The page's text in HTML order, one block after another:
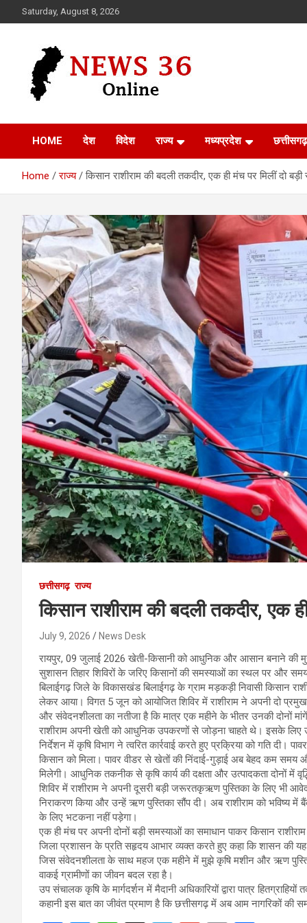
to
Saturday, August 8, 2026
News 36
HOME देश विदेश राज्य मध्यप्रदेश छत्तीसगढ़
Home राज्य किसान राशीराम की बदली तकदीर, एक ही मंच पर मिलीं दो बड़ी
छत्तीसगढ़ राज्य
किसान राशीराम की बदली तकदीर, एक
July 9, 2026 News Desk
रायपुर, 09 जुलाई 2026 खेती-किसानी को आधुनिक और आसान बनाने की
सुशासन तिहार शिविरों के जरिए किसानों की समस्याओं का स्थल पर और
बिलाईगढ़ जिले के विकासखंड बिलाईगढ़ के ग्राम मड़कड़ी निवासी किसान
लेकर आया। विगत 5 जून को आयोजित शिविर में राशीराम ने अपनी दो
और संवेदनशीलता का नतीजा है कि मात्र एक महीने के भीतर उनकी दोनों मांगें
राशीराम अपनी खेती को आधुनिक उपकरणों से जोड़ना चाहते थे। इसके लिए
निर्देशन में कृषि विभाग ने त्वरित कार्रवाई करते हुए प्रक्रिया को गति
किसान को मिला। पावर वीडर से खेतों की निंदाई-गुड़ाई अब बेहद कम
मिलेगी। आधुनिक तकनीक से कृषि कार्य की दक्षता और उत्पादकता दोनों में
शिविर में राशीराम ने अपनी दूसरी बड़ी जरूरतकृऋण पुस्तिका के लिए भी
निराकरण किया और उन्हें ऋण पुस्तिका सौंप दी। अब राशीराम को
के लिए भटकना नहीं पड़ेगा।
एक ही मंच पर अपनी दोनों बड़ी समस्याओं का समाधान पाकर किसान
जिला प्रशासन के प्रति सहृदय आभार व्यक्त करते हुए कहा कि शासन की यह
जिस संवेदनशीलता के साथ महज एक महीने में मुझे कृषि मशीन और ऋण
वाकई ग्रामीणों का जीवन बदल रहा है।
उप संचालक कृषि के मार्गदर्शन में मैदानी अधिकारियों द्वारा पात्र
कहानी इस बात का जीवंत प्रमाण है कि छत्तीसगढ़ में अब आम नागरिकों की